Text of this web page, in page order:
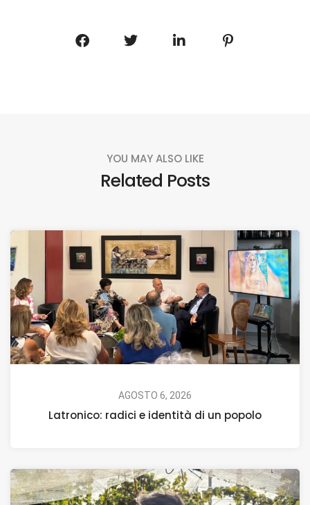
YOU MAY ALSO LIKE
Related Posts
AGOSTO 6, 2026
Latronico: radici e identità di un popolo